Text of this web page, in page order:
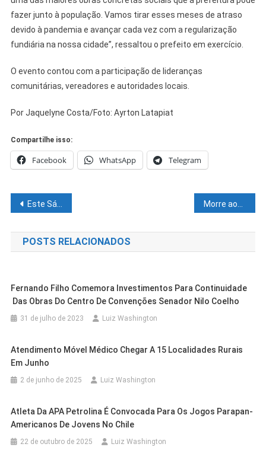
fazer junto à população. Vamos tirar esses meses de atraso
devido à pandemia e avançar cada vez com a regularização
fundiária na nossa cidade”, ressaltou o prefeito em exercício.
O evento contou com a participação de lideranças
comunitárias, vereadores e autoridades locais.
Por Jaquelyne Costa/Foto: Ayrton Latapiat
Compartilhe isso:
Facebook WhatsApp Telegram
Navegação
de
Post
Este Sábado (21) é o dia de Mega Vacinação em Pilão Arcado Morre aos 42 anos de infarto o Ex Gerente de Jornalismo da TV Grande Rio, Elizandro Oliveira,
POSTS RELACIONADOS
Fernando Filho Comemora Investimentos Para Continuidade
Das Obras Do Centro De Convenções Senador Nilo Coelho
31 de julho de 2023 Luiz Washington
Atendimento Móvel Médico Chegar A 15 Localidades Rurais
Em Junho
2 de junho de 2025 Luiz Washington
Atleta Da APA Petrolina É Convocada Para Os Jogos Parapan-
Americanos De Jovens No Chile
22 de outubro de 2025 Luiz Washington
Aciaj Apoia Programa De Revitalização
Outras Cidades Salvador
Venda Mais Cara Da História Do Bahia,
Atacante É Apresentado Em Rival Da
Cidades Juazeiro
Prefeitura De Juazeiro Entrega
Segunda Etapa Do Projeto De
Cidades Juazeiro